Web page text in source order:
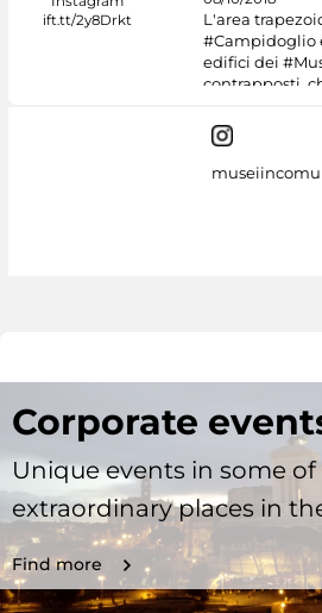
L'area
#Campidoglio
edifici dei
contrapposti,
Corporate
Unique events in some
extraordinary places in
Find more